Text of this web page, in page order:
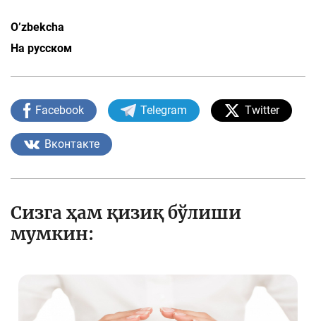
O’zbekcha
На русском
Facebook Telegram Twitter
Вконтакте
Сизга ҳам қизиқ бўлиши
мумкин: